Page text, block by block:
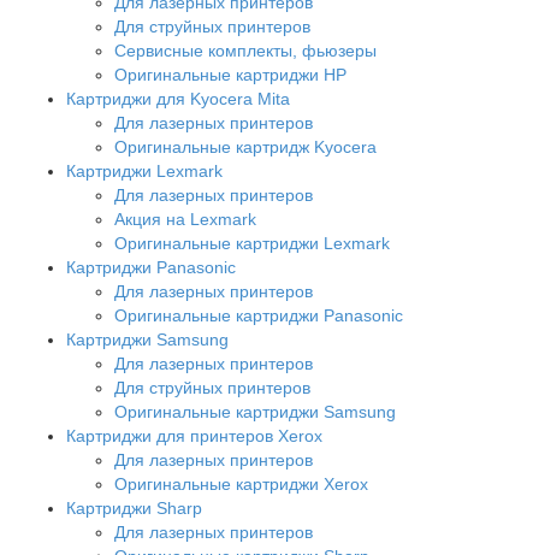
Для струйных принтеров
Сервисные комплекты, фьюзеры
Оригинальные картриджи HP
Картриджи для Kyocera Mita
Для лазерных принтеров
Оригинальные картридж Kyocera
Картриджи Lexmark
Для лазерных принтеров
Акция на Lexmark
Оригинальные картриджи Lexmark
Картриджи Panasonic
Для лазерных принтеров
Оригинальные картриджи Panasonic
Картриджи Samsung
Для лазерных принтеров
Для струйных принтеров
Оригинальные картриджи Samsung
Картриджи для принтеров Xerox
Для лазерных принтеров
Оригинальные картриджи Xerox
Картриджи Sharp
Для лазерных принтеров